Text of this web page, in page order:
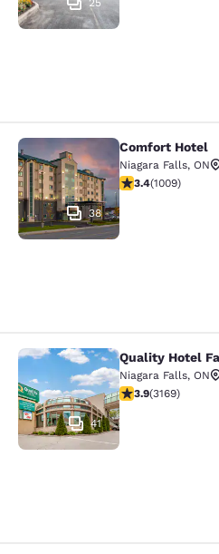
25
Comfort Hotel
38
Comfort Hotel
Niagara Falls, ON
calificación de 3.4
3.4(1009)
Quality Hotel
41
Quality Hotel
Niagara Falls, ON
calificación de 3.9
3.9(3169)